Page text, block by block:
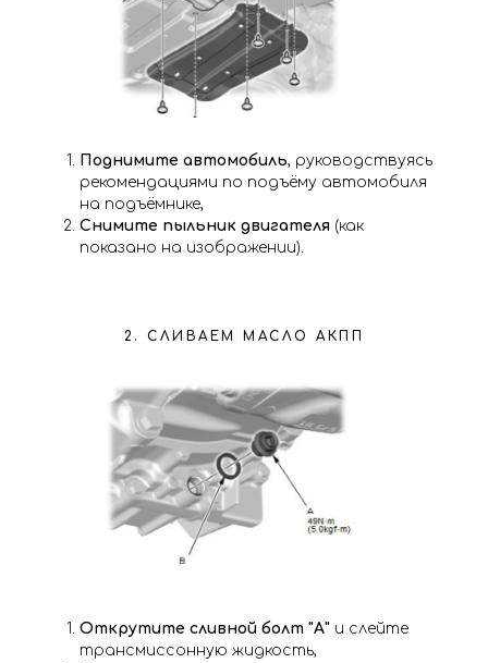
Поднимите автомобиль, руководствуясь
рекомендациями по подъёму автомобиля
на подъёмнике,
Снимите пыльник двигателя (как
показано на изображении).
2. СЛИВАЕМ МАСЛО АКПП
Открутите сливной болт "А" и слейте
трансмиссонную жидкость,